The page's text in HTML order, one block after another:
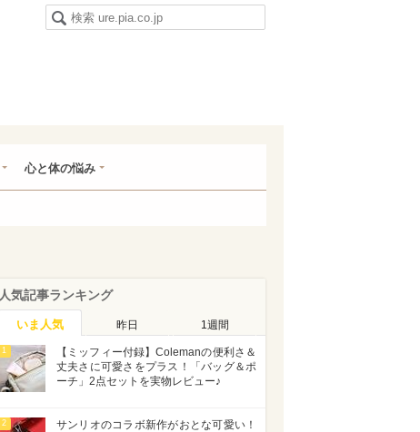
心と体の悩み
人気記事ランキング
いま人気 昨日 1週間
1
【ミッフィー付録】Colemanの便利さ＆
丈夫さに可愛さをプラス！「バッグ＆ポ
ーチ」2点セットを実物レビュー♪
2
サンリオのコラボ新作がおとな可愛い！